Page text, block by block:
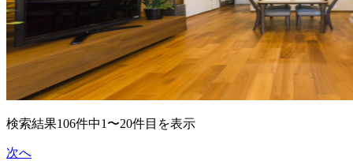
検索結果106件中1〜20件目を表示
次へ